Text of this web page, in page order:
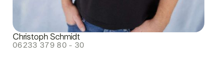
Christoph Schmidt
06233 379 80 - 30